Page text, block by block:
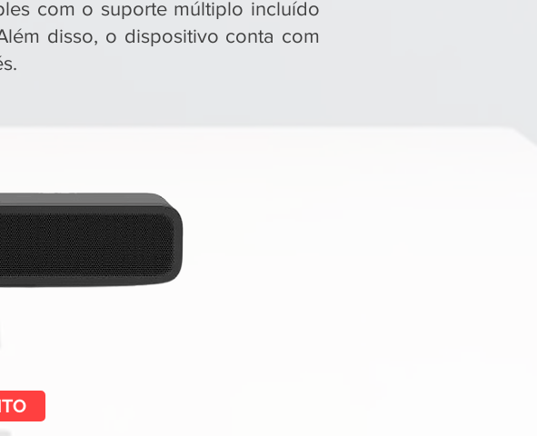
com o suporte múltiplo incluído
disso, o dispositivo conta com